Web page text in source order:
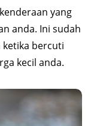
yang
anda. Ini sudah
bercuti
kecil anda.